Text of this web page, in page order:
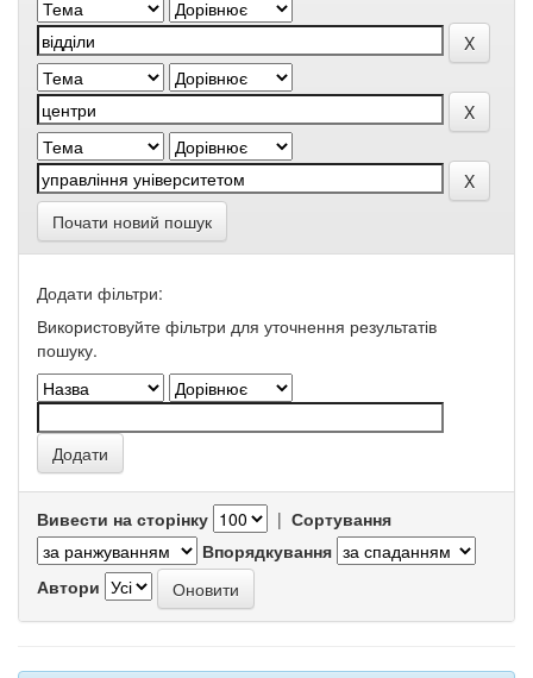
Почати новий пошук
Додати фільтри:
Використовуйте фільтри для уточнення результатів
пошуку.
Вивести на сторінку | Сортування
Впорядкування
Автори